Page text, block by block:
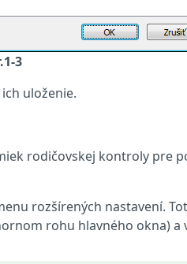
3
uloženie.
rodičovskej kontroly pre
rozšírených nastavení.
rohu hlavného okna) a